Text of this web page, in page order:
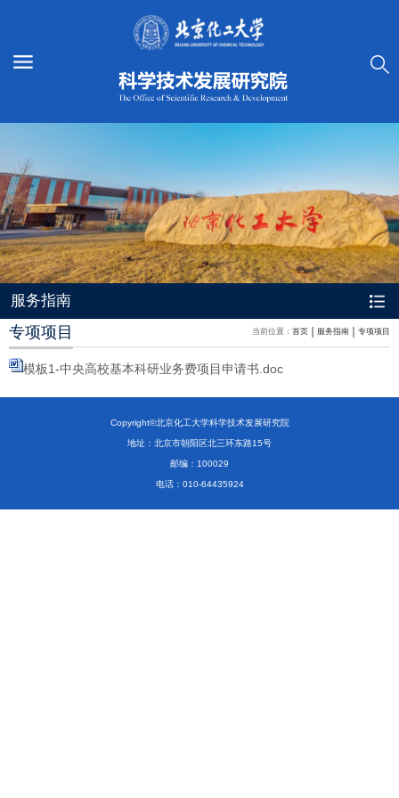
服务指南
当前位置： 首页 服务指南 专项项目
专项项目
模板1-中央高校基本科研业务费项目申请书.doc
Copyright©北京化工大学科学技术发展研究院
地址：北京市朝阳区北三环东路15号
邮编：100029
电话：010-64435924